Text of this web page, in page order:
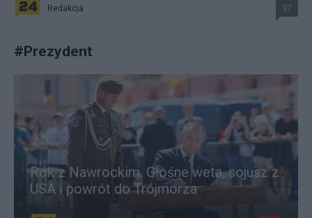
Redakcja 37
#Prezydent
Rok z Nawrockim. Głośne weta, sojusz z
USA i powrót do Trójmorza